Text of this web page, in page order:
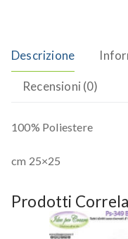
Descrizione
Recensioni (0)
100% Poliestere
cm 25×25
Prodotti